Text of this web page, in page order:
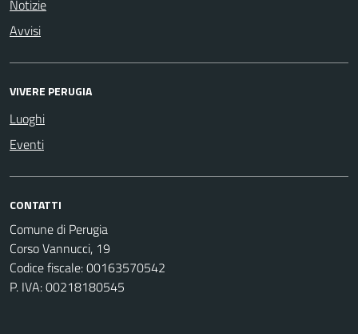
Notizie
Avvisi
VIVERE PERUGIA
Luoghi
Eventi
CONTATTI
Comune di Perugia
Corso Vannucci, 19
Codice fiscale: 00163570542
P. IVA: 00218180545